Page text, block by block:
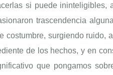
si puede ininteligibles,
trascendencia
costumbre, surgiendo
de los hechos, y en
que pongamos